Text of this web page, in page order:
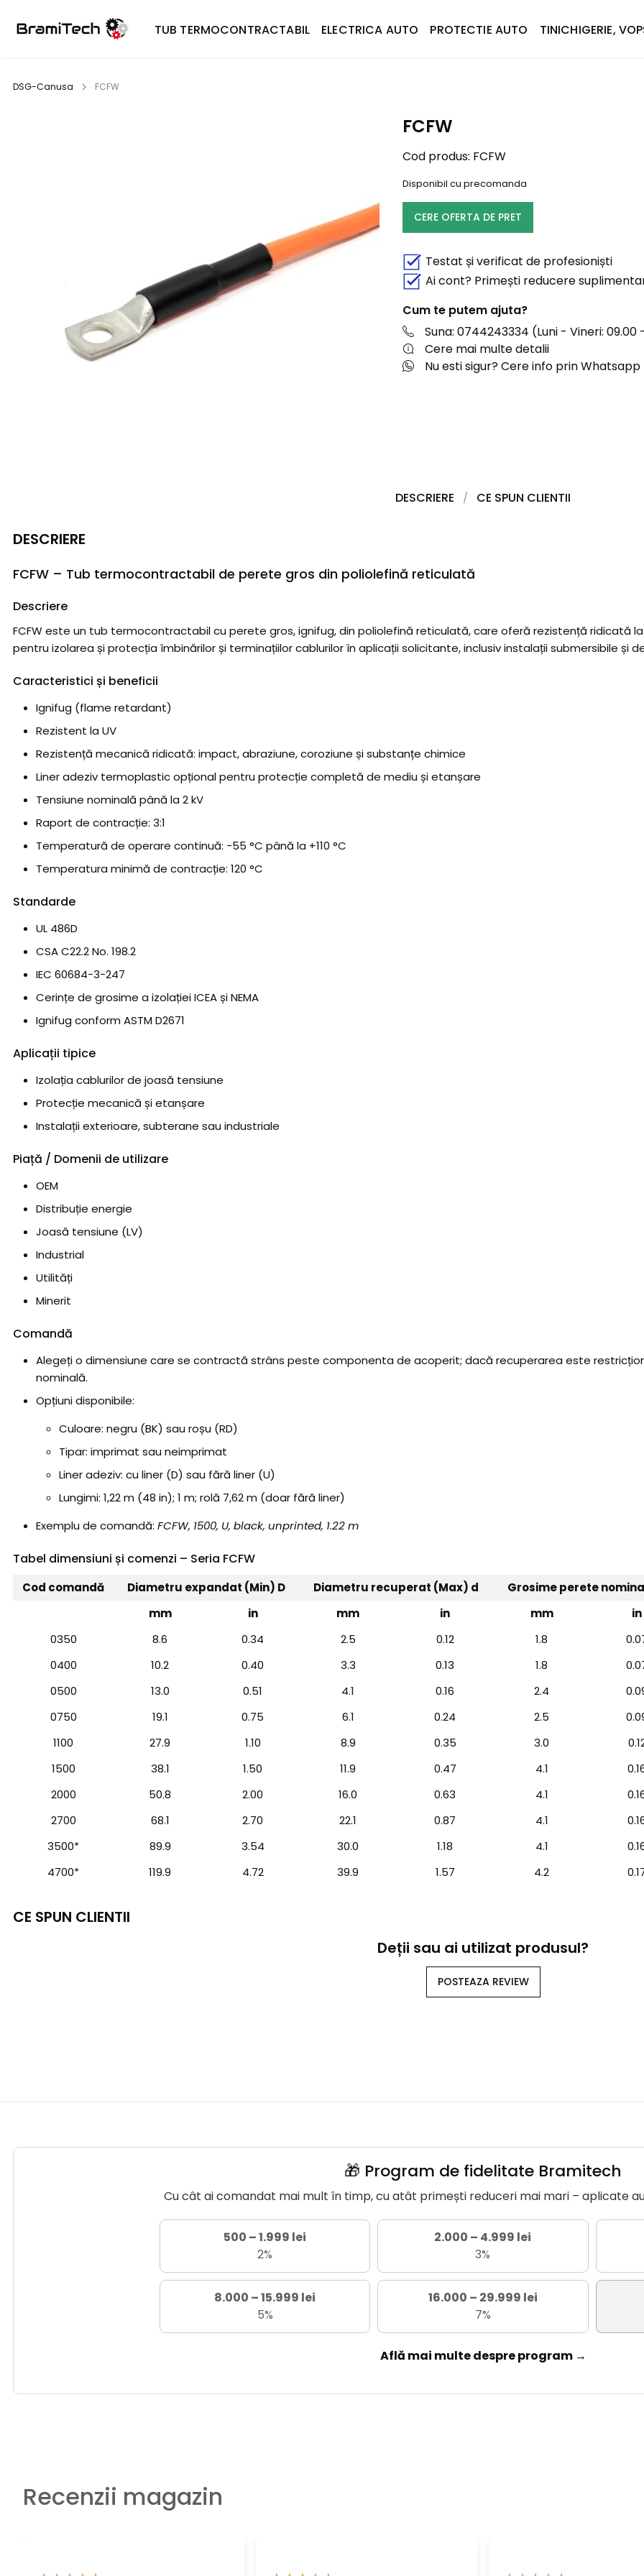
TUB TERMOCONTRACTABIL ELECTRICA AUTO PROTECTIE AUTO TINICHIGERIE,
DSG-Canusa FCFW
FCFW
Cod produs: FCFW
Disponibil cu precomanda
CERE OFERTA DE PRET
Testat și verificat de profesioniști
Ai cont? Primești reducere
Cum te putem ajuta?
Suna: 0744243334 (Luni - Vineri: 09.00
Cere mai multe detalii
Nu esti sigur? Cere info prin Whatsapp
DESCRIERE CE SPUN CLIENTII
DESCRIERE
FCFW – Tub termocontractabil de perete gros din poliolefină reticulată
Descriere
FCFW este un tub termocontractabil cu perete gros, ignifug, din poliolefină reticulată, care oferă rezistență ridicată
pentru izolarea și protecția îmbinărilor și terminațiilor cablurilor în aplicații solicitante, inclusiv instalații submersibile și
Caracteristici și beneficii
Ignifug (flame retardant)
Rezistent la UV
Rezistență mecanică ridicată: impact, abraziune, coroziune și substanțe chimice
Liner adeziv termoplastic opțional pentru protecție completă de mediu și etanșare
Tensiune nominală până la 2 kV
Raport de contracție: 3:1
Temperatură de operare continuă: −55 °C până la +110 °C
Temperatura minimă de contracție: 120 °C
Standarde
UL 486D
CSA C22.2 No. 198.2
IEC 60684-3-247
Cerințe de grosime a izolației ICEA și NEMA
Ignifug conform ASTM D2671
Aplicații tipice
Izolația cablurilor de joasă tensiune
Protecție mecanică și etanșare
Instalații exterioare, subterane sau industriale
Piață / Domenii de utilizare
OEM
Distribuție energie
Joasă tensiune (LV)
Industrial
Utilități
Minerit
Comandă
Alegeți o dimensiune care se contractă strâns peste componenta de acoperit; dacă recuperarea este
nominală.
Opțiuni disponibile:
Culoare: negru (BK) sau roșu (RD)
Tipar: imprimat sau neimprimat
Liner adeziv: cu liner (D) sau fără liner (U)
Lungimi: 1,22 m (48 in); 1 m; rolă 7,62 m (doar fără liner)
Exemplu de comandă: FCFW, 1500, U, black, unprinted, 1.22 m
Tabel dimensiuni și comenzi – Seria FCFW
Cod comandă Diametru expandat (Min) D Diametru recuperat (Max) d Grosime perete
mm
in mm in mm in
0350
8.6 0.34 2.5 0.12 1.8
0400
10.2 0.40 3.3 0.13 1.8
0500
13.0 0.51 4.1 0.16 2.4
0750
19.1 0.75 6.1 0.24 2.5
1100
27.9 1.10 8.9 0.35 3.0
1500
38.1 1.50 11.9 0.47 4.1
2000
50.8 2.00 16.0 0.63 4.1
2700
68.1 2.70 22.1 0.87 4.1
3500*
89.9 3.54 30.0 1.18 4.1
4700*
119.9 4.72 39.9 1.57 4.2
CE SPUN CLIENTII
Deții sau ai utilizat produsul?
POSTEAZA REVIEW
🎁 Program de fidelitate Bramitech
Cu cât ai comandat mai mult în timp, cu atât primești reduceri mai mari – aplicate
500 – 1.999 lei
2%
2.000 – 4.999 lei
3%
8.000 – 15.999 lei
5%
16.000 – 29.999 lei
7%
Află mai multe despre program →
Recenzii magazin